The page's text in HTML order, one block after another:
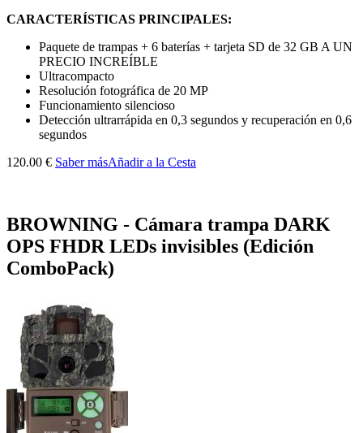
CARACTERÍSTICAS PRINCIPALES:
Paquete de trampas + 6 baterías + tarjeta SD de 32 GB A UN
PRECIO INCREÍBLE
Ultracompacto
Resolución fotográfica de 20 MP
Funcionamiento silencioso
Detección ultrarrápida en 0,3 segundos y recuperación en 0,6
segundos
120.00 € Saber másAñadir a la Cesta
BROWNING - Cámara trampa DARK
OPS FHDR LEDs invisibles (Edición
ComboPack)